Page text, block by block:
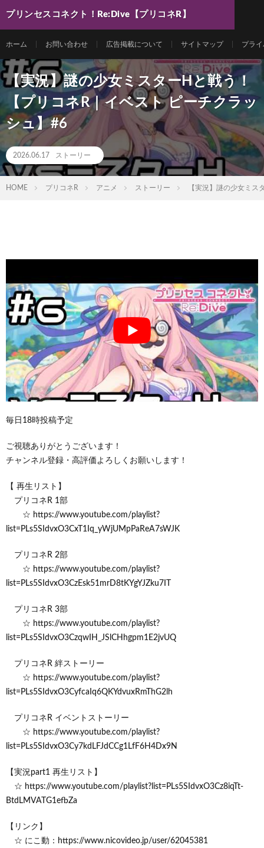
プリンセスコネクト！Re:Dive【プリコネR】
ホーム お問い合わせ 広告掲載について サイトマップ プラ
【実況】謎の少女ミスターHと戦う！
【プリコネR｜イベスト ピーチクラッ
シュ】#6
2026.06.17 ストーリー
HOME プリコネR アニメ ストーリー 【実況】謎の少女ミス
毎日18時投稿予定
ご視聴ありがとうございます！
チャンネル登録・高評価よろしくお願いします！
【 再生リスト】
プリコネR 1部
☆ https://www.youtube.com/playlist?
list=PLs5SIdvxO3CxT1Iq_yWjUMpPaReA7sWJK
プリコネR 2部
☆ https://www.youtube.com/playlist?
list=PLs5SIdvxO3CzEsk51mrD8tKYgYJZku7IT
プリコネR 3部
☆ https://www.youtube.com/playlist?
list=PLs5SIdvxO3CzqwIH_JSlCHhgpm1E2jvUQ
プリコネR 絆ストーリー
☆ https://www.youtube.com/playlist?
list=PLs5SIdvxO3CyfcaIq6QKYdvuxRmThG2lh
プリコネR イベントストーリー
☆ https://www.youtube.com/playlist?
list=PLs5SIdvxO3Cy7kdLFJdCCg1LfF6H4Dx9N
【実況part1 再生リスト】
☆ https://www.youtube.com/playlist?list=PLs5SIdvxO3Cz8iqTt-
BtdLMVATG1efbZa
【リンク】
☆ にこ動：https://www.nicovideo.jp/user/62045381